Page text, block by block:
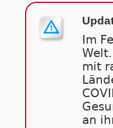
Im
mit
an